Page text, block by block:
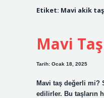
Etiket: Mavi akik
Mavi
Tarih: Ocak 18, 2025
Mavi taş değerli mi?
edilirler. Bu taşların